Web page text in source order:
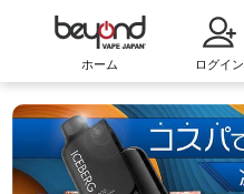
ホーム ログイン